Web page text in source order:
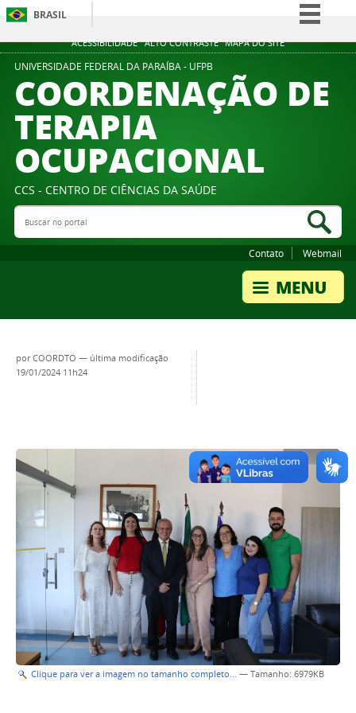
ACESSIBILIDADE ALTO CONTRASTE MAPA DO SITE
BRASIL
Simplifique!
Participe
Acesso à informação
Canais
UNIVERSIDADE FEDERAL DA PARAÍBA - UFPB
COORDENAÇÃO DE
TERAPIA
OCUPACIONAL
CCS - CENTRO DE CIÊNCIAS DA SAÚDE
Buscar no portal
Contato Webmail
porCOORDTO — última modificação
19/01/2024 11h24
Clique para ver a imagem no tamanho completo… — Tamanho: 6979KB